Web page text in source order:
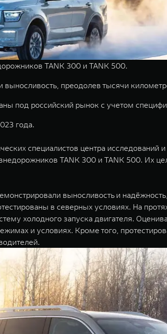
TANK 300 и TANK 500.
преодолев тысячи
под российский рынок с учетом
года.
специалистов центра исследований
TANK 300 и TANK 500. Их
выносливость и
в северных условиях. На
холодного запуска двигателя.
и условиях. Кроме того,